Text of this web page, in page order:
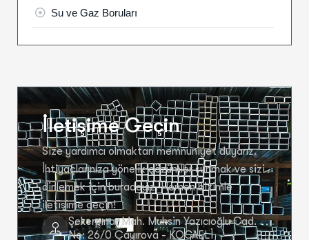
Su ve Gaz Boruları
İletişime Geçin
Size yardımcı olmaktan memnuniyet duyarız.
İhtiyaçlarınıza yönelik çözümler sunmak ve sizi
dinlemek için buradayız. Hemen bizimle
iletişime geçin!
Şekerpınar Mah. Muhsin Yazıcıoğlu Cad.
No: 26/0 Çayırova - KOCAELİ